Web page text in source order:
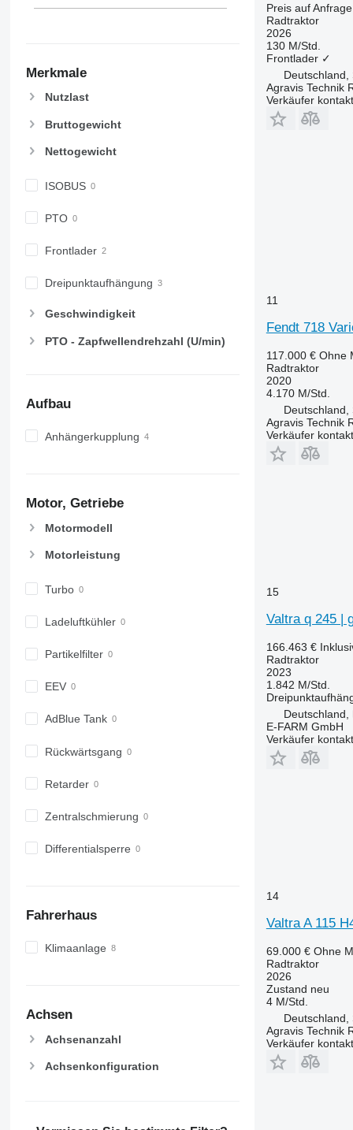
Merkmale
Nutzlast
Bruttogewicht
Nettogewicht
ISOBUS
PTO
Frontlader
Dreipunktaufhängung
Geschwindigkeit
PTO - Zapfwellendrehzahl (U/min)
Aufbau
Anhängerkupplung
Motor, Getriebe
Motormodell
Motorleistung
Turbo
Ladeluftkühler
Partikelfilter
EEV
AdBlue Tank
Rückwärtsgang
Retarder
Zentralschmierung
Differentialsperre
Fahrerhaus
Klimaanlage
Achsen
Achsenanzahl
Achsenkonfiguration
Preis auf Anfrage
Radtraktor
2026
130 M/Std.
Frontlader ✓
Deutschland,
Agravis Technik
Verkäufer
11
Fendt 718
117.000 € Ohne
Radtraktor
2020
4.170 M/Std.
Deutschland,
Agravis Technik
Verkäufer
15
Valtra q 245 |
166.463 €
Radtraktor
2023
1.842 M/Std.
Deutschland,
E-FARM GmbH
Verkäufer
14
Valtra A 115
69.000 € Ohne
Radtraktor
2026
Zustand neu
4 M/Std.
Deutschland,
Agravis Technik
Verkäufer